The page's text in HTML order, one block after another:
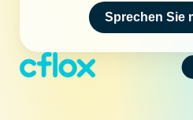
Sprechen Sie